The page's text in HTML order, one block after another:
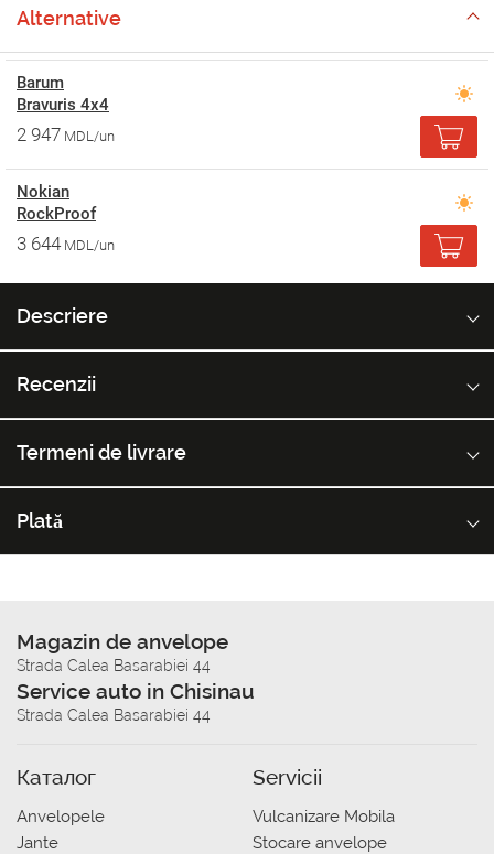
Alternative
Barum
Bravuris 4x4
2 947 MDL/un
Nokian
RockProof
3 644 MDL/un
Descriere
Recenzii
Termeni de livrare
Plată
Magazin de anvelope
Strada Calea Basarabiei 44
Service auto in Chisinau
Strada Calea Basarabiei 44
Каталог
Anvelopele
Jante
Servicii
Vulcanizare Mobila
Stocare anvelope